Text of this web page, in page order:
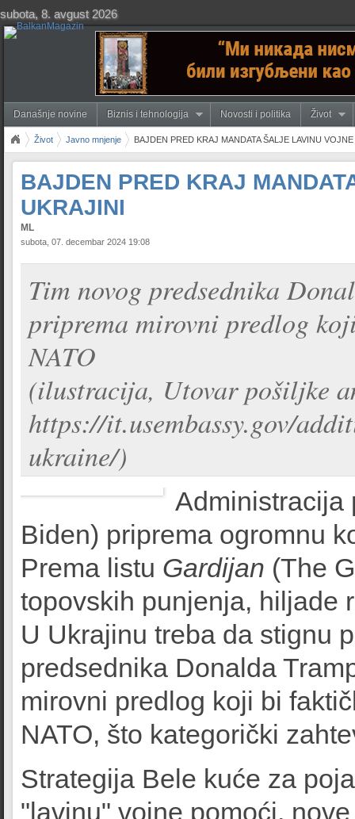
subota, 8. avgust 2026
Današnje novine Biznis i tehnologija Novosti i politika Život
Život Javno mnjenje BAJDEN PRED KRAJ MANDATA ŠALJE LAVINU
BAJDEN PRED KRAJ
UKRAJINI
ML
subota, 07. decembar 2024 19:08
Tim novog predsednika
priprema mirovni predlog
NATO
(ilustracija, Utovar pošiljke
https://it.usembassy.gov/
ukraine/)
Administracija
Biden) priprema ogromnu
Prema listu Gardijan (The
topovskih punjenja, hiljade
U Ukrajinu treba da stignu
predsednika Donalda
mirovni predlog koji bi
NATO, što kategorički
Strategija Bele kuće za
"lavinu" vojne pomoći,